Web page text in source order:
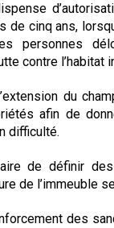
de cinq ans,
personnes
contre l’habitat
du
afin de
difficulté.
de définir
de l’immeuble
des